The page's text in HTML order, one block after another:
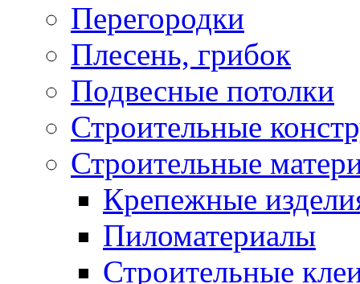
Перегородки
Плесень, грибок
Подвесные потолки
Строительные
Строительные
Крепежные
Пиломатериалы
Строительные